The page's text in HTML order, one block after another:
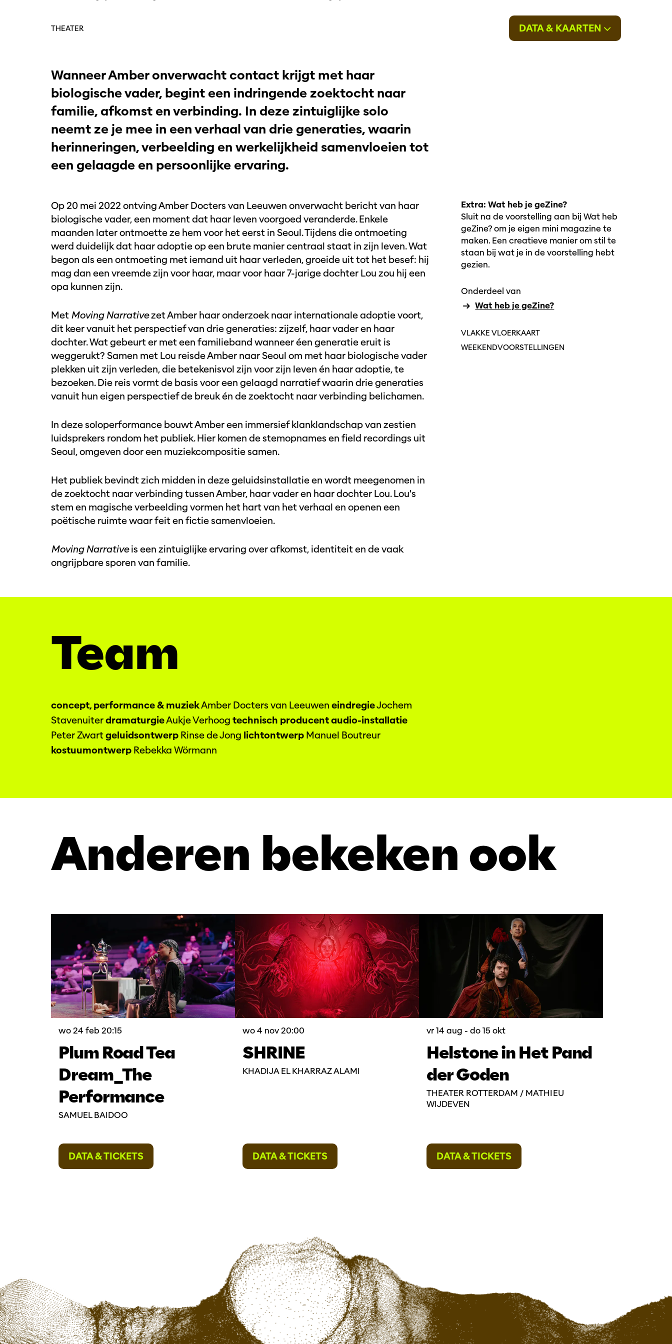
THEATER DATA & KAARTEN
Wanneer Amber onverwacht contact krijgt met haar
biologische vader, begint een indringende zoektocht naar
familie, afkomst en verbinding. In deze zintuiglijke solo
neemt ze je mee in een verhaal van drie generaties, waarin
herinneringen, verbeelding en werkelijkheid samenvloeien tot
een gelaagde en persoonlijke ervaring.
Op 20 mei 2022 ontving Amber Docters van Leeuwen onverwacht bericht van haar
biologische vader, een moment dat haar leven voorgoed veranderde. Enkele
maanden later ontmoette ze hem voor het eerst in Seoul. Tijdens die ontmoeting
werd duidelijk dat haar adoptie op een brute manier centraal staat in zijn leven. Wat
begon als een ontmoeting met iemand uit haar verleden, groeide uit tot het besef: hij
mag dan een vreemde zijn voor haar, maar voor haar 7-jarige dochter Lou zou hij een
opa kunnen zijn.
Met Moving Narrativezet Amber haar onderzoek naar internationale adoptie voort,
dit keer vanuit het perspectief van drie generaties: zijzelf, haar vader en haar
dochter. Wat gebeurt er met een familieband wanneer éen generatie eruit is
weggerukt? Samen met Lou reisde Amber naar Seoul om met haar biologische vader
plekken uit zijn verleden, die betekenisvol zijn voor zijn leven én haar adoptie, te
bezoeken. Die reis vormt de basis voor een gelaagd narratief waarin drie generaties
vanuit hun eigen perspectief de breuk én de zoektocht naar verbinding belichamen.
In deze soloperformance bouwt Amber een immersief klanklandschap van zestien
luidsprekers rondom het publiek. Hier komen de stemopnames en field recordings uit
Seoul, omgeven door een muziekcompositie samen.
Het publiek bevindt zich midden in deze geluidsinstallatie en wordt meegenomen in
de zoektocht naar verbinding tussen Amber, haar vader en haar dochter Lou. Lou's
stem en magische verbeelding vormen het hart van het verhaal en openen een
poëtische ruimte waar feit en fictie samenvloeien.
Moving Narrativeis een zintuiglijke ervaring over afkomst, identiteit en de vaak
ongrijpbare sporen van familie.
Extra: Wat heb je geZine?
Sluit na de voorstelling aan bij Wat heb
geZine? om je eigen mini magazine te
maken. Een creatieve manier om stil te
staan bij wat je in de voorstelling hebt
gezien.
Onderdeel van
Wat heb je geZine?
VLAKKE VLOERKAART
WEEKENDVOORSTELLINGEN
Team
concept, performance & muziekAmber Docters van Leeuwen eindregieJochem
StavenuiterdramaturgieAukje Verhoog technisch producent audio-installatie
Peter Zwartgeluidsontwerp Rinse de Jong lichtontwerp Manuel Boutreur
kostuumontwerp Rebekka Wörmann
Anderen bekeken ook
Plum Road Tea
Dream_The
Performance
SAMUEL BAIDOO
wo 24 feb 20:15
DATA & TICKETS
SHRINE
KHADIJA EL KHARRAZ ALAMI
wo 4 nov20:00
DATA & TICKETS
Helstone in Het Pand
der Goden
THEATER ROTTERDAM / MATHIEU
WIJDEVEN
vr 14 aug - do 15 okt
DATA & TICKETS